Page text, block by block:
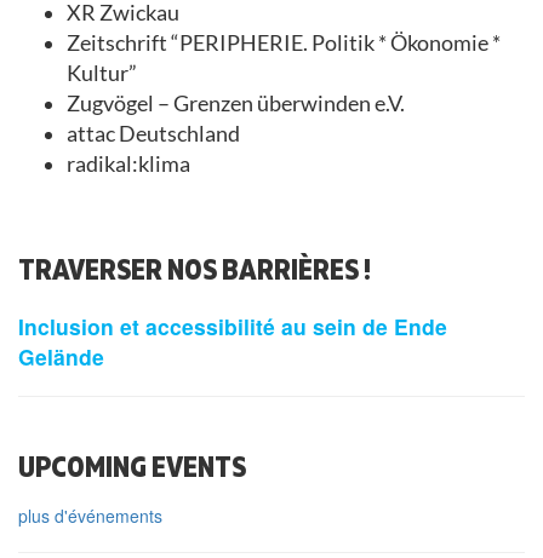
XR Zwickau
Zeitschrift “PERIPHERIE. Politik * Ökonomie *
Kultur”
Zugvögel – Grenzen überwinden e.V.
attac Deutschland
radikal:klima
TRAVERSER NOS BARRIÈRES !
Inclusion et accessibilité au sein de Ende
Gelände
UPCOMING EVENTS
plus d'événements